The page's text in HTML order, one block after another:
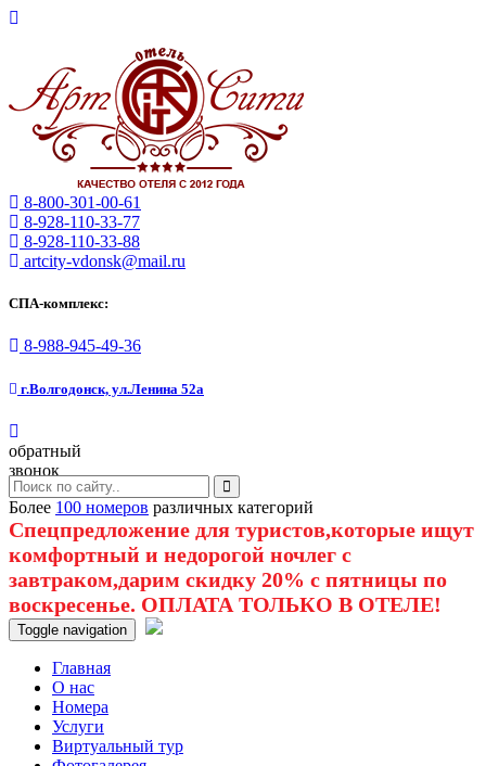
8-800-301-00-61
8-928-110-33-77
8-928-110-33-88
artcity-vdonsk@mail.ru
СПА-комплекс:
8-988-945-49-36
г.Волгодонск, ул.Ленина 52а
обратный
звонок
Более 100 номеров различных категорий
Спецпредложение для туристов,которые ищут
комфортный и недорогой ночлег с
завтраком,дарим скидку 20% с пятницы по
воскресенье. ОПЛАТА ТОЛЬКО В ОТЕЛЕ!
Toggle navigation
Главная
O нас
Номера
Услуги
Виртуальный тур